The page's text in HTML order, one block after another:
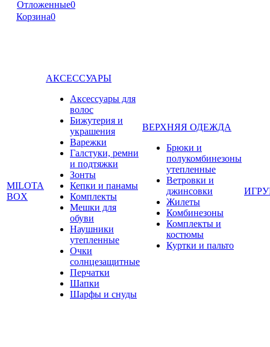
Отложенные0
Корзина0
MILOTA
BOX
АКСЕССУАРЫ
Аксессуары для
волос
Бижутерия и
украшения
Варежки
Галстуки, ремни
и подтяжки
Зонты
Кепки и панамы
Комплекты
Мешки для
обуви
Наушники
утепленные
Очки
солнцезащитные
Перчатки
Шапки
Шарфы и снуды
ВЕРХНЯЯ ОДЕЖДА
Брюки и
полукомбинезоны
утепленные
Ветровки и
джинсовки
Жилеты
Комбинезоны
Комплекты и
костюмы
Куртки и пальто